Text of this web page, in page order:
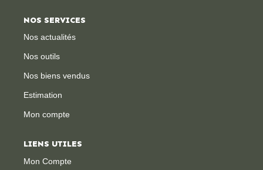
NOS SERVICES
Nos actualités
Nos outils
Nos biens vendus
Estimation
Mon compte
LIENS UTILES
Mon Compte